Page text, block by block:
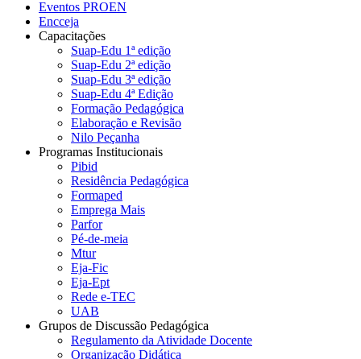
Eventos PROEN
Encceja
Capacitações
Suap-Edu 1ª edição
Suap-Edu 2ª edição
Suap-Edu 3ª edição
Suap-Edu 4ª Edição
Formação Pedagógica
Elaboração e Revisão
Nilo Peçanha
Programas Institucionais
Pibid
Residência Pedagógica
Formaped
Emprega Mais
Parfor
Pé-de-meia
Mtur
Eja-Fic
Eja-Ept
Rede e-TEC
UAB
Grupos de Discussão Pedagógica
Regulamento da Atividade Docente
Organização Didática